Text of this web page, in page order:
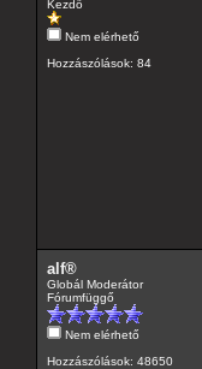
Kezdő
Nem elérhető
Hozzászólások: 84
alf®
Globál Moderátor
Fórumfüggő
Nem elérhető
Hozzászólások: 48650